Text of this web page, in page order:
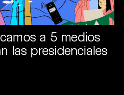
a 5 medios
las presidenciales